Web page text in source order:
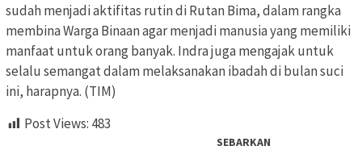
sudah menjadi aktifitas rutin di Rutan Bima, dalam rangka
membina Warga Binaan agar menjadi manusia yang memiliki
manfaat untuk orang banyak. Indra juga mengajak untuk
selalu semangat dalam melaksanakan ibadah di bulan suci
ini, harapnya. (TIM)
Post Views: 483
SEBARKAN